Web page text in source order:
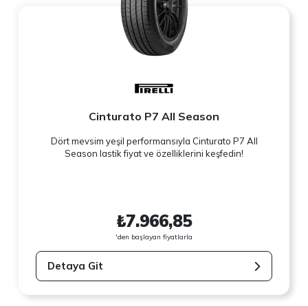
Cinturato P7 All Season
Dört mevsim yeşil performansıyla Cinturato P7 All
Season lastik fiyat ve özelliklerini keşfedin!
₺7.966,85
'den başlayan fiyatlarla
Detaya Git